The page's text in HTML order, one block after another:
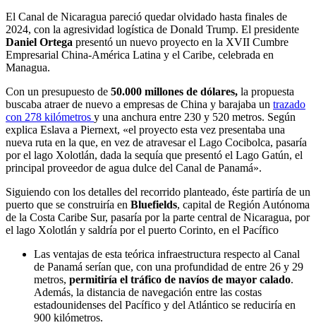
El Canal de Nicaragua pareció quedar olvidado hasta finales de
2024, con la agresividad logística de Donald Trump. El presidente
Daniel Ortega presentó un nuevo proyecto en la XVII Cumbre
Empresarial China-América Latina y el Caribe, celebrada en
Managua.
Con un presupuesto de 50.000 millones de dólares, la propuesta
buscaba atraer de nuevo a empresas de China y barajaba un trazado
con 278 kilómetros y una anchura entre 230 y 520 metros. Según
explica Eslava a Piernext, «el proyecto esta vez presentaba una
nueva ruta en la que, en vez de atravesar el Lago Cocibolca, pasaría
por el lago Xolotlán, dada la sequía que presentó el Lago Gatún, el
principal proveedor de agua dulce del Canal de Panamá».
Siguiendo con los detalles del recorrido planteado, éste partiría de un
puerto que se construiría en Bluefields, capital de Región Autónoma
de la Costa Caribe Sur, pasaría por la parte central de Nicaragua, por
el lago Xolotlán y saldría por el puerto Corinto, en el Pacífico
Las ventajas de esta teórica infraestructura respecto al Canal
de Panamá serían que, con una profundidad de entre 26 y 29
metros, permitiría el tráfico de navíos de mayor calado.
Además, la distancia de navegación entre las costas
estadounidenses del Pacífico y del Atlántico se reduciría en
900 kilómetros.